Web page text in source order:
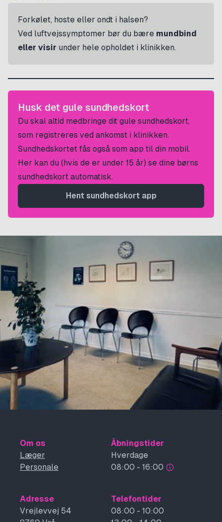
Forkølet, hoste eller ondt i halsen?
Ved luftvejssymptomer bør du bære mundbind
eller visir under hele opholdet i klinikken.
Husk det gule sundhedskort
Du skal altid medbringe dit gule sundhedskort,
som registreres ved ankomst i klinikken.
Sundhedskortet fås også som app til din mobil.
Her kan du (hvis de er under 15 år) se dine børns
sundhedskort automatisk.
Hent sundhedskort app
Om os
Læger
Personale
Åbningstider
Hverdage
08:00 - 16:00
Adresse
Vrejlevvej 54
Telefontider
08:00 - 10:00